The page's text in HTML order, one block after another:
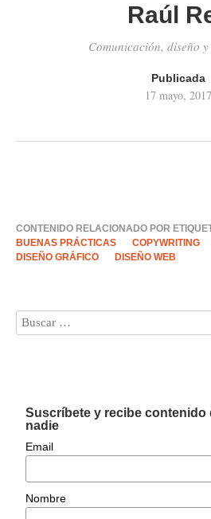
Raúl
Comunicación, diseño
Publicada
17 mayo, 2017
CONTENIDO RELACIONADO POR
BUENAS PRÁCTICAS
COPYWRITING
DISEÑO GRÁFICO
DISEÑO WEB
Suscríbete y recibe contenido
nadie
Email
Nombre